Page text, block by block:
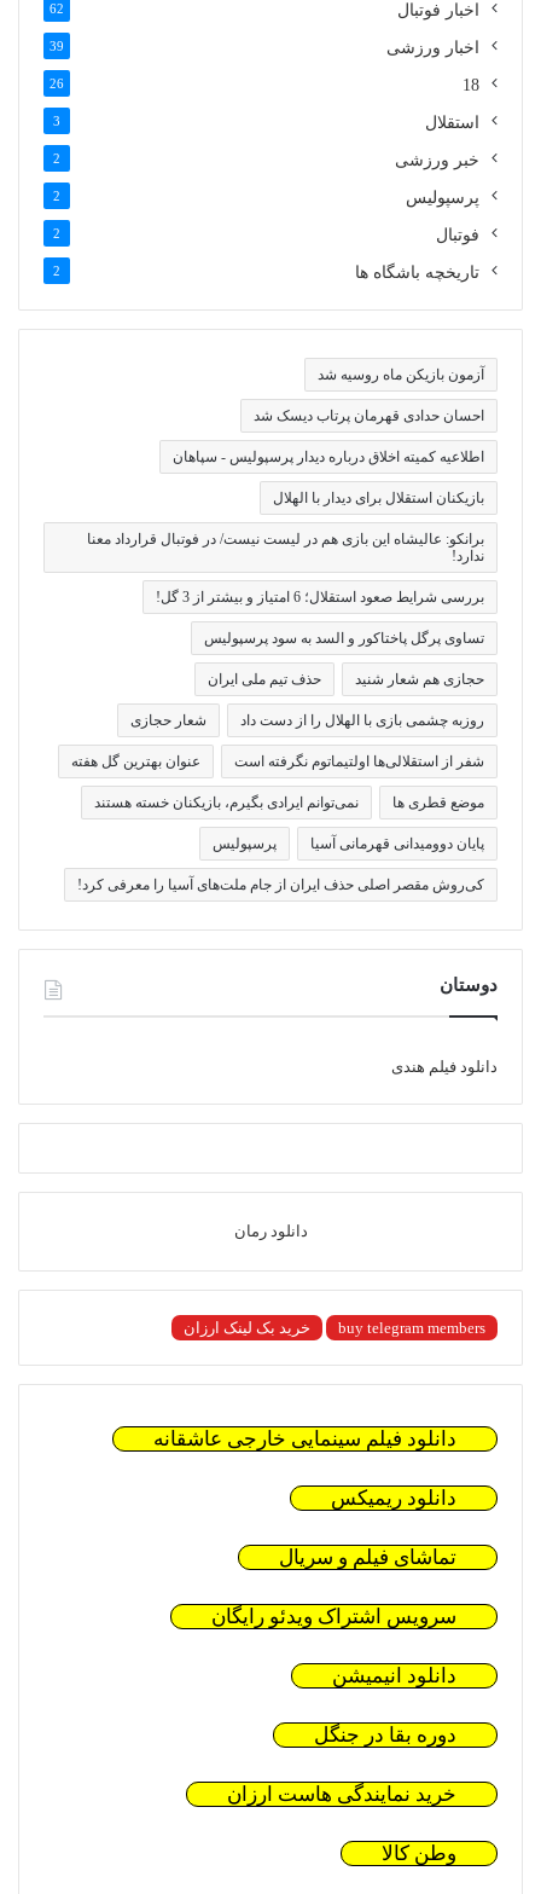
اخبار فوتبال 62
اخبار ورزشی 39
18
26
استقلال 3
خبر ورزشی 2
پرسپولیس 2
فوتبال 2
تاریخچه باشگاه ها 2
آزمون بازیکن ماه روسیه شد
احسان حدادی قهرمان پرتاب دیسک شد
اطلاعیه کمیته اخلاق درباره دیدار پرسپولیس - سپاهان
بازیکنان استقلال برای دیدار با الهلال
برانکو: عالیشاه این بازی هم در لیست نیست/ در فوتبال قرارداد معنا
ندارد!
بررسی شرایط صعود استقلال؛ 6 امتیاز و بیشتر از 3 گل!
تساوی پرگل پاختاکور و السد به سود پرسپولیس
حجازی هم شعار شنید حذف تیم ملی ایران
روزبه چشمی بازی با الهلال را از دست داد شعار حجازی
شفر از استقلالی‌ها اولتیماتوم نگرفته است عنوان بهترین گل هفته
موضع قطری ها نمی‌توانم ایرادی بگیرم، بازیکنان خسته هستند
پایان دوومیدانی قهرمانی آسیا پرسپولیس
کی‌روش مقصر اصلی حذف ایران از جام ملت‌های آسیا را معرفی کرد!
دوستان
دانلود فیلم هندی
دانلود رمان
buy telegram members خرید بک لینک ارزان
دانلود فیلم سینمایی خارجی عاشقانه
دانلود ریمیکس
تماشای فیلم و سریال
سرویس اشتراک ویدئو رایگان
دانلود انیمیشن
دوره بقا در جنگل
خرید نمایندگی هاست ارزان
وطن کالا